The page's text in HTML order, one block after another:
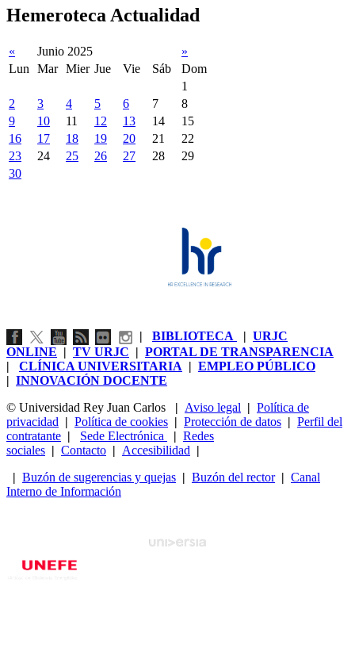
Hemeroteca Actualidad
« Junio 2025
»
Lun
Mar Mier Jue Vie Sáb
Dom
1
2
3 4 5 6 7
8
9
10 11 12 13 14
15
16
17 18 19 20 21
22
23
24 25 26 27 28
29
30
| BIBLIOTECA | URJC
ONLINE | TV URJC | PORTAL DE TRANSPARENCIA
| CLÍNICA UNIVERSITARIA | EMPLEO PÚBLICO
| INNOVACIÓN DOCENTE
© Universidad Rey Juan Carlos
| Aviso legal | Política de
privacidad | Política de cookies | Protección de datos | Perfil del
contratante | Sede Electrónica | Redes
sociales | Contacto | Accesibilidad |
| Buzón de sugerencias y quejas | Buzón del rector| Canal
Interno de Información